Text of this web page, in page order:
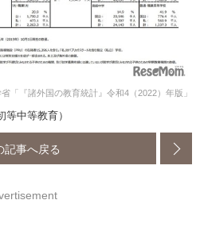
「『諸外国の教育統計』令和4（2022）年版」
中等教育）
記事へ戻る